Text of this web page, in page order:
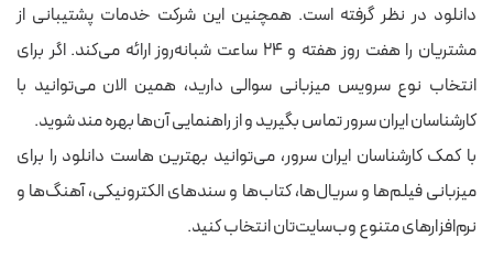
دانلود در نظر گرفته است. همچنین این شرکت خدمات پشتیبانی از
مشتریان را هفت روز هفته و ۲۴ ساعت شبانه‌روز ارائه می‌کند. اگر برای
انتخاب نوع سرویس میزبانی سوالی دارید، همین الان می‌توانید با
کارشناسان ایران سرور تماس بگیرید و از راهنمایی آن‌ها بهره مند شوید.
با کمک کارشناسان ایران سرور، می‌توانید بهترین هاست دانلود را برای
میزبانی فیلم‌ها و سریال‌ها، کتاب‌ها و سندهای الکترونیکی، آهنگ‌ها و
نرم‌افزارهای متنوع وب‌سایت‌تان انتخاب کنید.